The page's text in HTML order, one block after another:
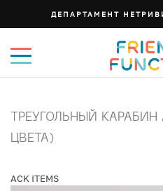
ДЕПАРТАМЕНТ
ТРЕУГОЛЬНЫЙ КАРАБИН
ЦВЕТА)
ACK ITEMS